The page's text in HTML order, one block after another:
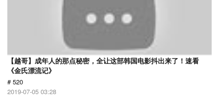
【越哥】成年人的那点秘密，全让这部韩国电影抖出来了！速看
《金氏漂流记》
# 520
2019-07-05 03:28